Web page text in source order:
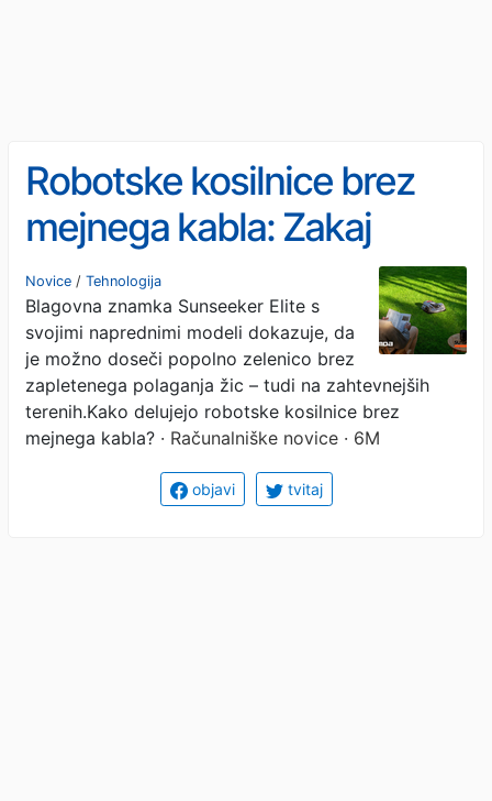
Robotske kosilnice brez
mejnega kabla: Zakaj
izbrati Sunseeker Elite?
Novice / Tehnologija
Blagovna znamka Sunseeker Elite s
svojimi naprednimi modeli dokazuje, da
je možno doseči popolno zelenico brez
zapletenega polaganja žic – tudi na zahtevnejših
terenih.Kako delujejo robotske kosilnice brez
mejnega kabla? · Računalniške novice · 6M
objavi tvitaj